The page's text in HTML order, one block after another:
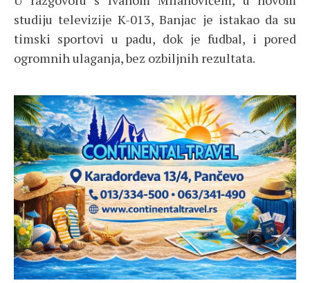
studiju televizije K-013, Banjac je istakao da su
timski sportovi u padu, dok je fudbal, i pored
ogromnih ulaganja, bez ozbiljnih rezultata.